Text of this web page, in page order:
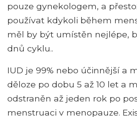
pouze gynekologem, a
používat kdykoli během
měl by být umístěn nejlépe,
dnů cyklu..
IUD je 99% nebo účinnější a
děloze po dobu 5 až 10 let a
odstraněn až jeden rok po
menstruaci v menopauze.